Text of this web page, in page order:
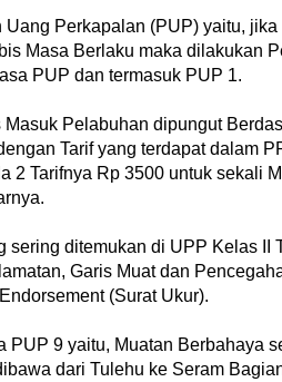
Uang Perkapalan (PUP) yaitu,
Masa Berlaku maka dilakukan
PUP dan termasuk PUP 1.
Pelabuhan dipungut
Tarif yang terdapat dalam
2 Tarifnya Rp 3500 untuk sekali
sering ditemukan di UPP Kelas II
Garis Muat dan
(Surat Ukur).
PUP 9 yaitu, Muatan Berbahaya
dari Tulehu ke Seram